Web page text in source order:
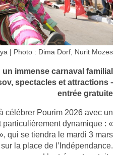
| Photo : Dima Dorf, Nurit Mozes
immense carnaval familial
spectacles et attractions -
entrée gratuite
célébrer Pourim 2026 avec un
dynamique : «
qui se tiendra le mardi 3 mars
la place de l’Indépendance.